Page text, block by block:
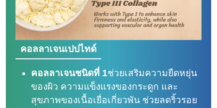
คอลลาเจนเปปไทด์
คอลลาเจนชนิดที่ 1ช่วยเสริมความยืดหยุ่น
ของผิว ความแข็งแรงของกระดูก และ
สุขภาพของเนื้อเยื่อเกี่ยวพัน ช่วยลดริ้วรอย